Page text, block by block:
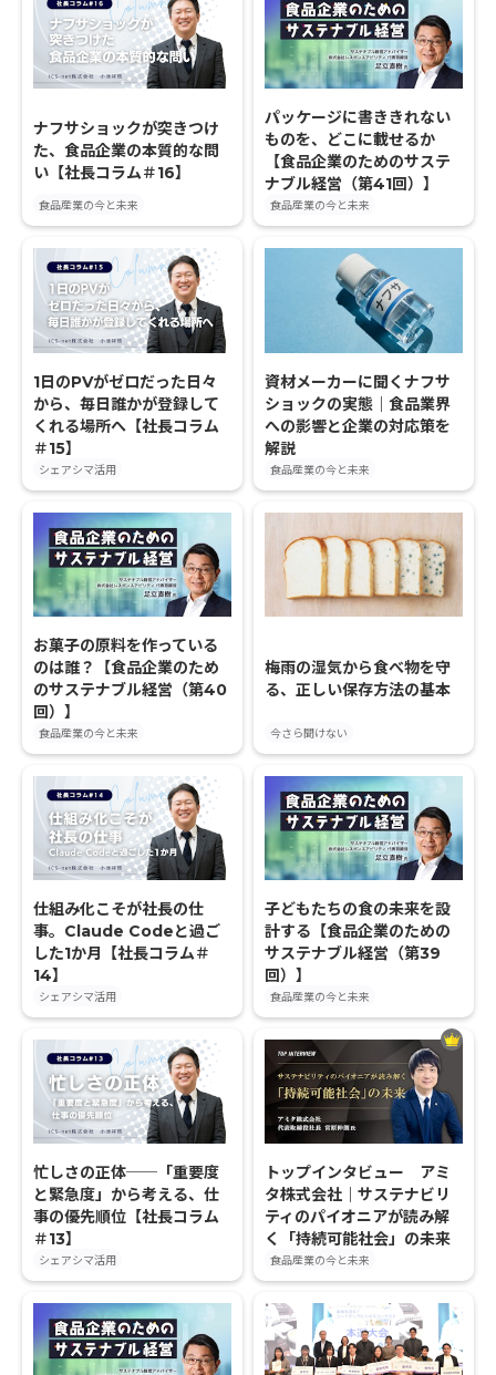
ナフサショックが突きつけ
た、食品企業の本質的な問
い【社長コラム＃16】
食品産業の今と未来
パッケージに書ききれない
ものを、どこに載せるか
【食品企業のためのサステ
ナブル経営（第41回）】
食品産業の今と未来
1日のPVがゼロだった日々
から、毎日誰かが登録して
くれる場所へ【社長コラム
＃15】
シェアシマ活用
資材メーカーに聞くナフサ
ショックの実態｜食品業界
への影響と企業の対応策を
解説
食品産業の今と未来
お菓子の原料を作っている
のは誰？【食品企業のため
のサステナブル経営（第40
回）】
食品産業の今と未来
梅雨の湿気から食べ物を守
る、正しい保存方法の基本
今さら聞けない
仕組み化こそが社長の仕
事。Claude Codeと過ご
した1か月【社長コラム＃
14】
シェアシマ活用
子どもたちの食の未来を設
計する【食品企業のための
サステナブル経営（第39
回）】
食品産業の今と未来
忙しさの正体──「重要度
と緊急度」から考える、仕
事の優先順位【社長コラム
＃13】
シェアシマ活用
トップインタビュー アミ
タ株式会社｜サステナビリ
ティのパイオニアが読み解
く「持続可能社会」の未来
食品産業の今と未来